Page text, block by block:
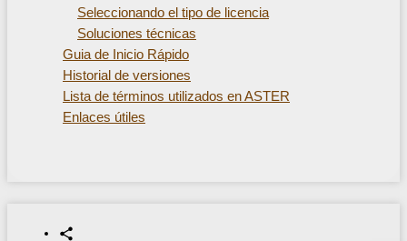
Seleccionando el tipo de licencia
Soluciones técnicas
Guia de Inicio Rápido
Historial de versiones
Lista de términos utilizados en ASTER
Enlaces útiles